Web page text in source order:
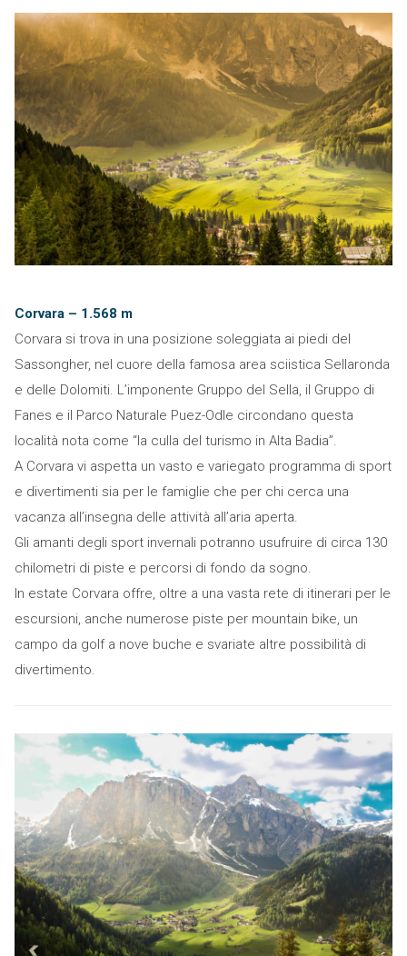
Corvara – 1.568 m
Corvara si trova in una posizione soleggiata ai piedi del
Sassongher, nel cuore della famosa area sciistica Sellaronda
e delle Dolomiti. L’imponente Gruppo del Sella, il Gruppo di
Fanes e il Parco Naturale Puez-Odle circondano questa
località nota come “la culla del turismo in Alta Badia”.
A Corvara vi aspetta un vasto e variegato programma di sport
e divertimenti sia per le famiglie che per chi cerca una
vacanza all’insegna delle attività all’aria aperta.
Gli amanti degli sport invernali potranno usufruire di circa 130
chilometri di piste e percorsi di fondo da sogno.
In estate Corvara offre, oltre a una vasta rete di itinerari per le
escursioni, anche numerose piste per mountain bike, un
campo da golf a nove buche e svariate altre possibilità di
divertimento.